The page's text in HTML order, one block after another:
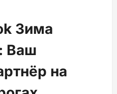
Зима
Ваш
на